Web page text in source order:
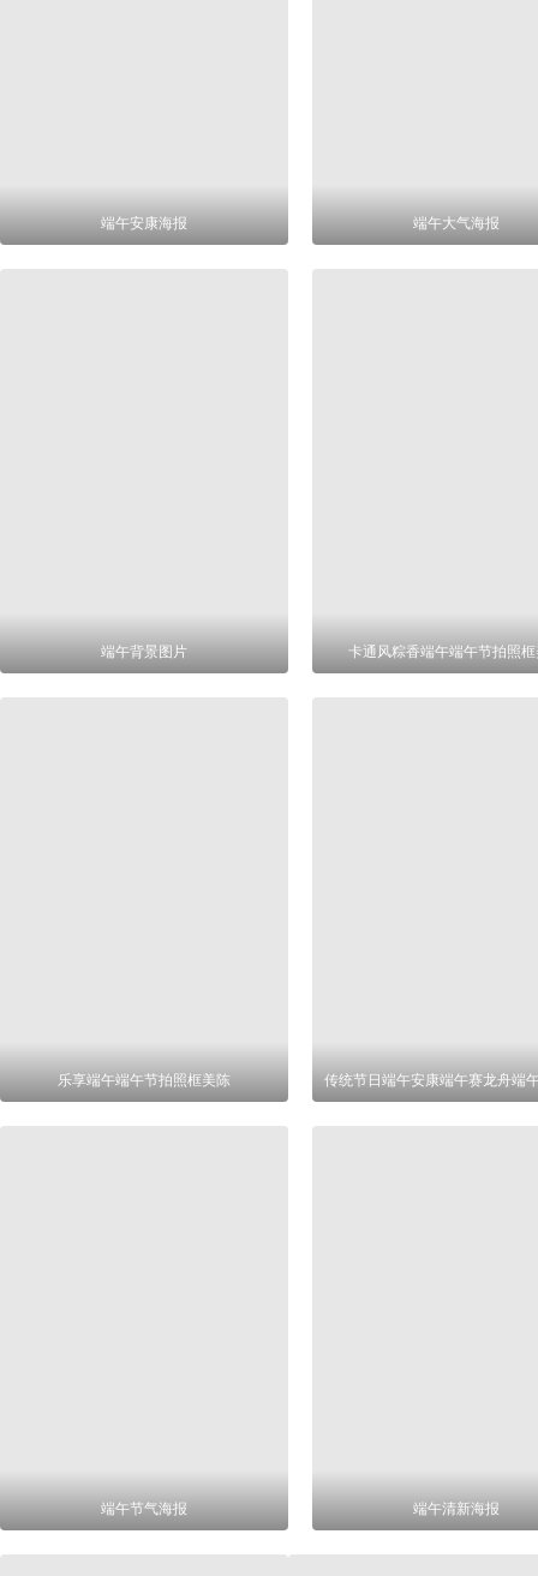
端午安康海报 端午大气海报
端午背景图片 卡通风粽香端午端午节拍照
乐享端午端午节拍照框美陈
端午节气海报 端午清新海报